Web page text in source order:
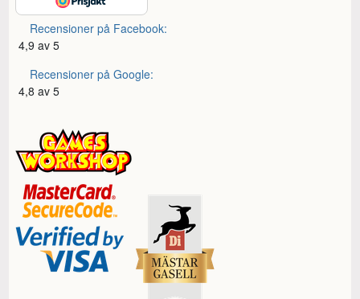
Recensioner på Facebook:
4,9 av 5
Recensioner på Google:
4,8 av 5